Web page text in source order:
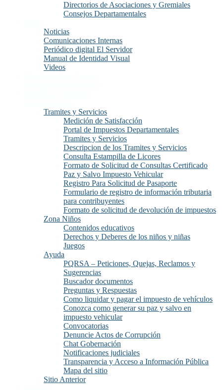
Directorios de Asociaciones y Gremiales
Consejos Departamentales
Noticias
Comunicaciones Internas
Periódico digital El Servidor
Manual de Identidad Visual
Videos
Tramites y Servicios
Medición de Satisfacción
Portal de Impuestos Departamentales
Tramites y Servicios
Descripcion de los Tramites y Servicios
Consulta Estampilla de Licores
Formato de Solicitud de Consultas Certificado
Paz y Salvo Impuesto Vehicular
Registro Para Solicitud de Pasaporte
Formulario de registro de información tributaria
para contribuyentes
Formato de solicitud de devolución de impuestos
Zona Niños
Contenidos educativos
Derechos y Deberes de los niños y niñas
Juegos
Ayuda
PQRSA – Peticiones, Quejas, Reclamos y
Sugerencias
Buscador documentos
Preguntas y Respuestas
Como liquidar y pagar el impuesto de vehículos
Conozca como generar su paz y salvo en
impuesto vehicular
Convocatorias
Denuncie Actos de Corrupción
Chat Gobernación
Notificaciones judiciales
Transparencia y Acceso a Información Pública
Mapa del sitio
Sitio Anterior